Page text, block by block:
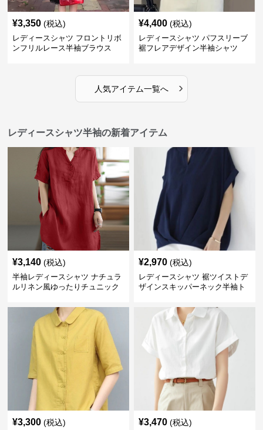
¥3,350 (税込)
レディースシャツ フロントリボ
ンフリルレース半袖ブラウス
¥4,400 (税込)
レディースシャツ パフスリーブ
裾フレアデザイン半袖シャツ
人気アイテム一覧へ ›
レディースシャツ半袖の新着アイテム
¥3,140 (税込)
半袖レディースシャツ ナチュラ
ルリネン風ゆったりチュニック
¥2,970 (税込)
レディースシャツ 裾ツイストデ
ザインスキッパーネック半袖ト
¥3,300 (税込) ¥3,470 (税込)